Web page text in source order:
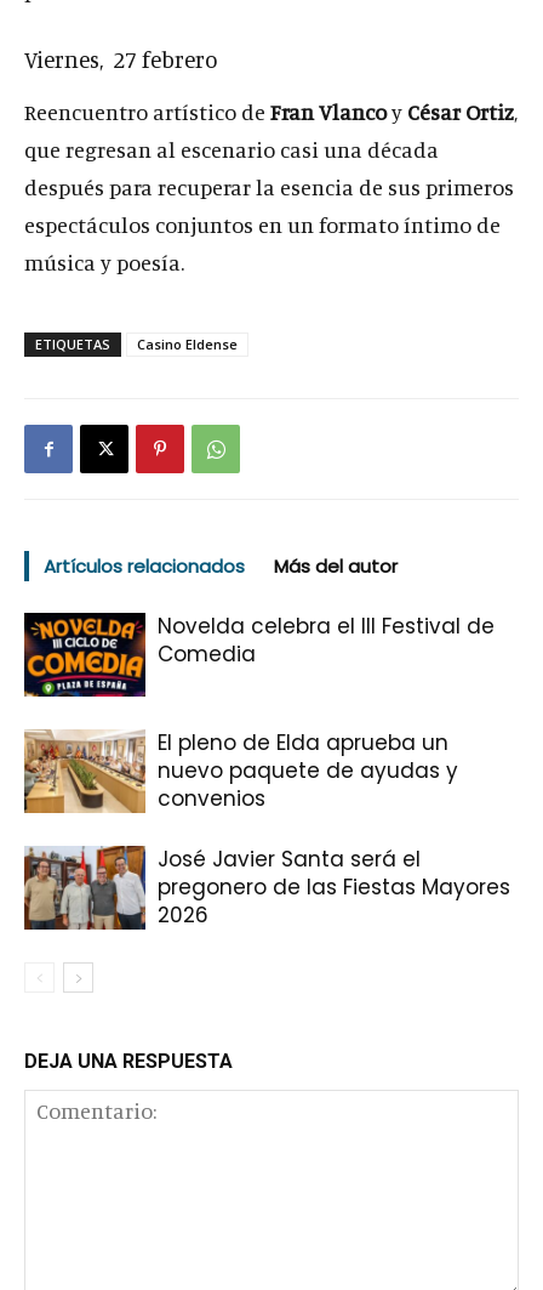
Viernes, 27 febrero
Reencuentro artístico de Fran Vlancoy César Ortiz,
que regresan al escenario casi una década
después para recuperar la esencia de sus primeros
espectáculos conjuntos en un formato íntimo de
música y poesía.
ETIQUETAS Casino Eldense
Artículos relacionados Más del autor
Novelda celebra el III Festival de
Comedia
El pleno de Elda aprueba un
nuevo paquete de ayudas y
convenios
José Javier Santa será el
pregonero de las Fiestas Mayores
2026
DEJA UNA RESPUESTA